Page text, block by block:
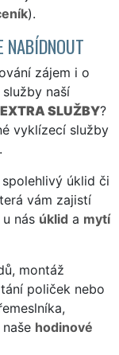
).
NABÍDNOUT
zájem i o
naší
EXTRA SLUŽBY?
vyklízecí služby
.
úklid či
vám zajistí
nás úklid a mytí
montáž
poliček nebo
hodinové